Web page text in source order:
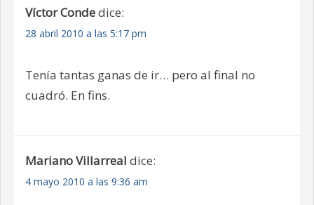
Víctor Condedice:
28 abril 2010 a las 5:17 pm
Tenía tantas ganas de ir… pero al final no
cuadró. En fins.
Mariano Villarreal dice:
4 mayo 2010 a las 9:36 am